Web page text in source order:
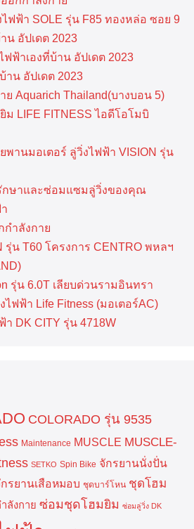
ฟฟ้า SOLE รุ่น F85 ทองหล่อ ซอย 9
น อัปเดต 2023
ฟ้าเองที่บ้าน อัปเดต 2023
าน อัปเดต 2023
Aquarich Thailand(บางบอน 5)
ม LIFE FITNESS ไอดีโอโมบิ
พานมอเตอร์ ลู่วิ่งไฟฟ้า VISION รุ่น
กษาและซ่อมแซมลู่วิ่งของคุณ
กำลังกาย
รุ่น T60 โครงการ CENTRO พหลฯ
รุ่น 6.0T เลียบด่วนรามอินทรา
ฟฟ้า Life Fitness (มอเตอร์AC)
DK CITY รุ่น 4718W
COLORADO รุ่น 9535
Maintenance MUSCLE MUSCLE-
SETKO Spin Bike จักรยานนั่งปั่น
รยานเสือหมอบ ชุดบาร์โหน ชุดโฮม
ลังกาย ซ่อมชุดโฮมยิม ซ่อมลู่วิ่ง DK